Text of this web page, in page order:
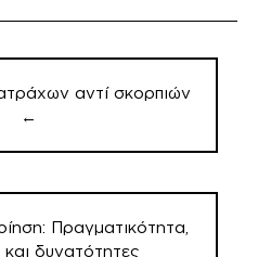
αντί σκορπιών
←
Πραγματικότητα,
και δυνατότητες